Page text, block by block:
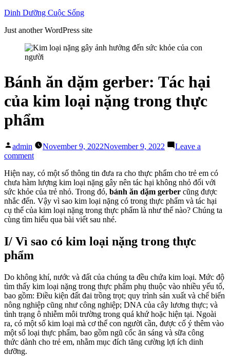
Skip
content
Dinh Dưỡng Cuộc Sống
Just another WordPress site
Bánh ăn dặm gerber: Tác hại
của kim loại nặng trong thực
phẩm
Posted
by
admin November 9, 2022November 9, 2022
Leave a
commenton
ăn
dặm
gerber:
Tác
hại
của
loại
nặng
trong
phẩm
Hiện nay, có một số thông tin đưa ra cho thực phẩm cho trẻ em có
chưa hàm lượng kim loại nặng gây nên tác hại không nhỏ đối với
sức khỏe của trẻ nhỏ. Trong đó, bánh ăn dặm gerber cũng được
nhắc đến. Vậy vì sao kim loại nặng có trong thực phẩm và tác hại
cụ thể của kim loại nặng trong thực phẩm là như thế nào? Chúng ta
cùng tìm hiểu qua bài viết sau nhé.
I/ Vì sao có kim loại nặng trong thực
phẩm
Do không khí, nước và đất của chúng ta đều chứa kim loại. Mức độ
tìm thấy kim loại nặng trong thực phẩm phụ thuộc vào nhiều yếu tố,
bao gồm: Điều kiện đất đai trồng trọt; quy trình sản xuất và chế biến
nông nghiệp cũng như công nghiệp; DNA của cây lương thực; và
tình trạng ô nhiễm môi trường trong quá khứ hoặc hiện tại. Ngoài
ra, có một số kim loại mà cơ thể con người cần, được cố ý thêm vào
một số loại thực phẩm, bao gồm ngũ cốc ăn sáng và sữa công
thức dành cho trẻ em, nhằm mục đích tăng cường lợi ích dinh
dưỡng.